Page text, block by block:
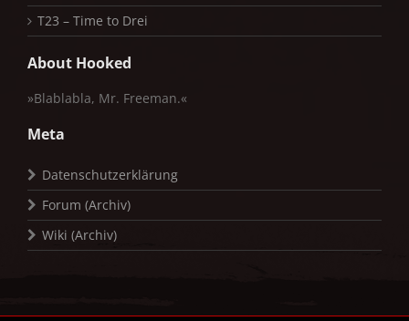
T23 – Time to Drei
About Hooked
»Blablabla, Mr. Freeman.«
Meta
Datenschutzerklärung
Forum (Archiv)
Wiki (Archiv)